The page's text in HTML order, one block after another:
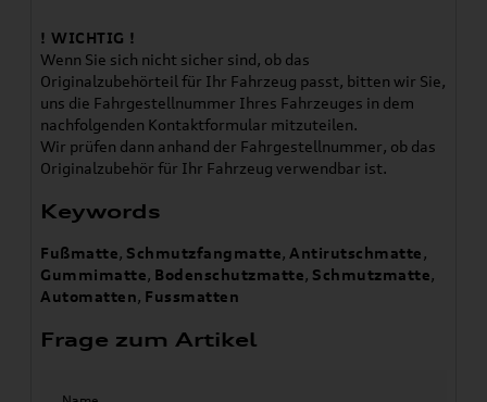
! WICHTIG !
Wenn Sie sich nicht sicher sind, ob das
Originalzubehörteil für Ihr Fahrzeug passt, bitten wir Sie,
uns die Fahrgestellnummer Ihres Fahrzeuges in dem
nachfolgenden Kontaktformular mitzuteilen.
Wir prüfen dann anhand der Fahrgestellnummer, ob das
Originalzubehör für Ihr Fahrzeug verwendbar ist.
Keywords
Fußmatte, Schmutzfangmatte, Antirutschmatte,
Gummimatte, Bodenschutzmatte, Schmutzmatte,
Automatten, Fussmatten
Frage zum Artikel